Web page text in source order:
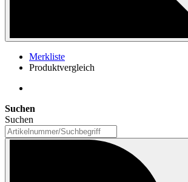
Merkliste
Produktvergleich
Suchen
Suchen